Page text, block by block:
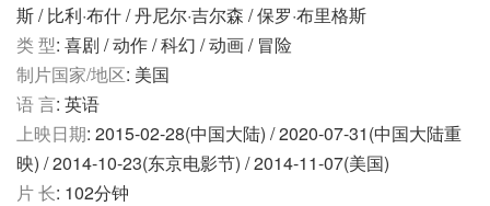
斯 / 比利·布什 / 丹尼尔·吉尔森 / 保罗·布里格斯
类 型: 喜剧 / 动作 / 科幻 / 动画 / 冒险
制片国家/地区: 美国
语 言: 英语
上映日期: 2015-02-28(中国大陆) / 2020-07-31(中国大陆重
映) / 2014-10-23(东京电影节) / 2014-11-07(美国)
片 长: 102分钟